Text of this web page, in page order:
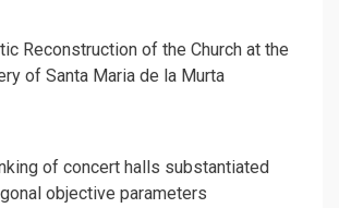
Reconstruction of the Church at the
of Santa Maria de la Murta
of concert halls substantiated
objective parameters